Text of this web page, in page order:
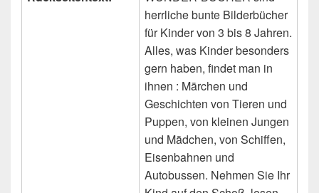
herrliche bunte Bilderbücher
für Kinder von 3 bis 8 Jahren.
Alles, was Kinder besonders
gern haben, findet man in
ihnen : Märchen und
Geschichten von Tieren und
Puppen, von kleinen Jungen
und Mädchen, von Schiffen,
Eisenbahnen und
Autobussen. Nehmen Sie Ihr